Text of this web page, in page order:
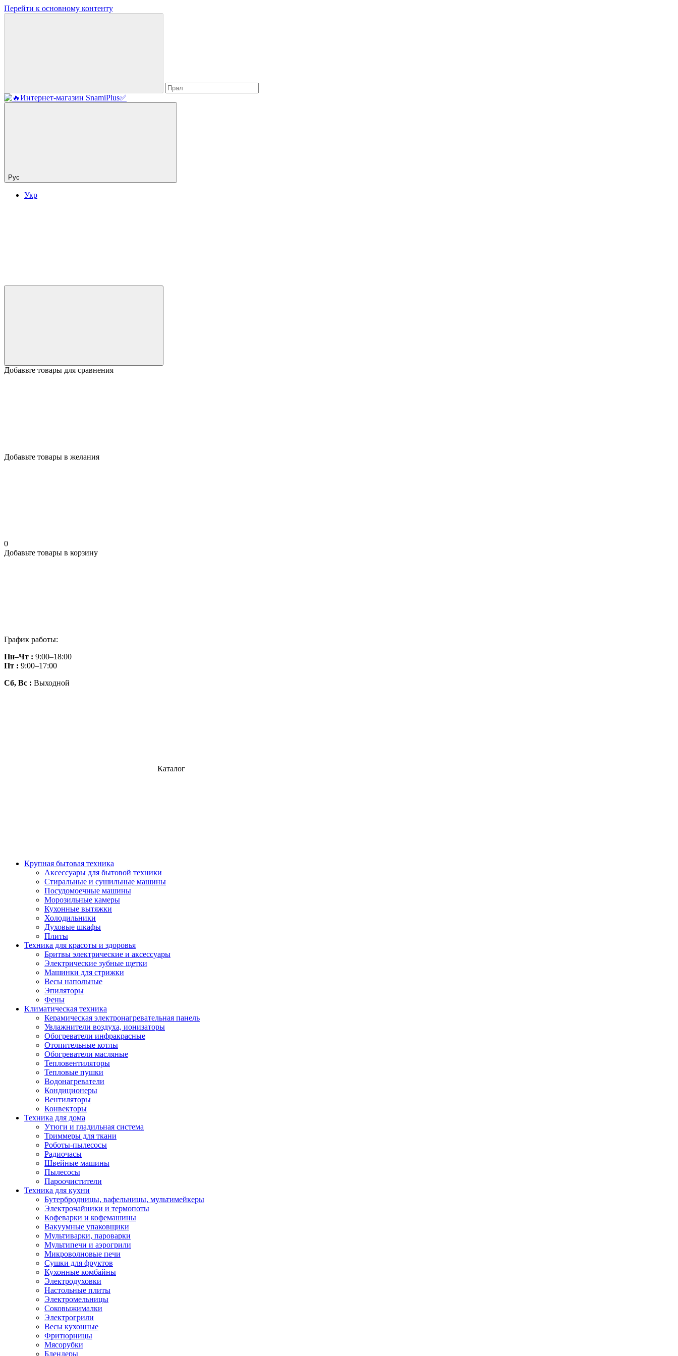
Перейти к основному контенту
Рус
Укр
Добавьте товары для сравнения
Добавьте товары в желания
0
Добавьте товары в корзину
График работы:
Пн–Чт : 9:00–18:00
Пт : 9:00–17:00
Сб, Вс : Выходной
Каталог
Крупная бытовая техника
Аксессуары для бытовой техники
Стиральные и сушильные машины
Посудомоечные машины
Морозильные камеры
Кухонные вытяжки
Холодильники
Духовые шкафы
Плиты
Техника для красоты и здоровья
Бритвы электрические и аксессуары
Электрические зубные щетки
Машинки для стрижки
Весы напольные
Эпиляторы
Фены
Климатическая техника
Керамическая электронагревательная панель
Увлажнители воздуха, ионизаторы
Обогреватели инфракрасные
Отопительные котлы
Обогреватели масляные
Тепловентиляторы
Тепловые пушки
Водонагреватели
Кондиционеры
Вентиляторы
Конвекторы
Техника для дома
Утюги и гладильная система
Триммеры для ткани
Роботы-пылесосы
Радиочасы
Швейные машины
Пылесосы
Пароочистители
Техника для кухни
Бутербродницы, вафельницы, мультимейкеры
Электрочайники и термопоты
Кофеварки и кофемашины
Вакуумные упаковщики
Мультиварки, пароварки
Мультипечи и аэрогрили
Микроволновые печи
Сушки для фруктов
Кухонные комбайны
Электродуховки
Настольные плиты
Электромельницы
Соковыжималки
Электрогрили
Весы кухонные
Фритюрницы
Мясорубки
Блендеры